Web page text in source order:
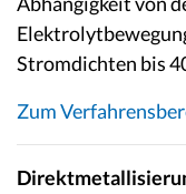
Stromdichten bis
Zum